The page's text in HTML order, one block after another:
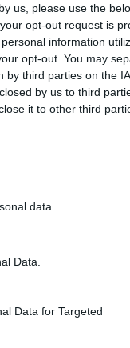
us, please use the
opt-out request is
information
opt-out. You may
third parties on the
by us to third
it to other third
data.
Data.
Data for Targeted